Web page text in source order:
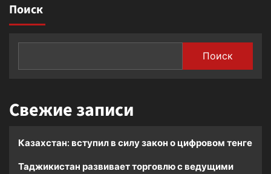
Поиск
Поиск
Свежие записи
Казахстан: вступил в силу закон о цифровом тенге
Таджикистан развивает торговлю с ведущими